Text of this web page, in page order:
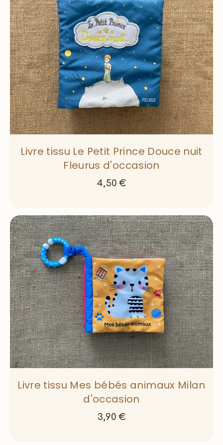
Livre tissu Le Petit Prince Douce nuit
Fleurus d'occasion
4,50 €
Livre tissu Mes bébés animaux Milan
d'occasion
3,90 €